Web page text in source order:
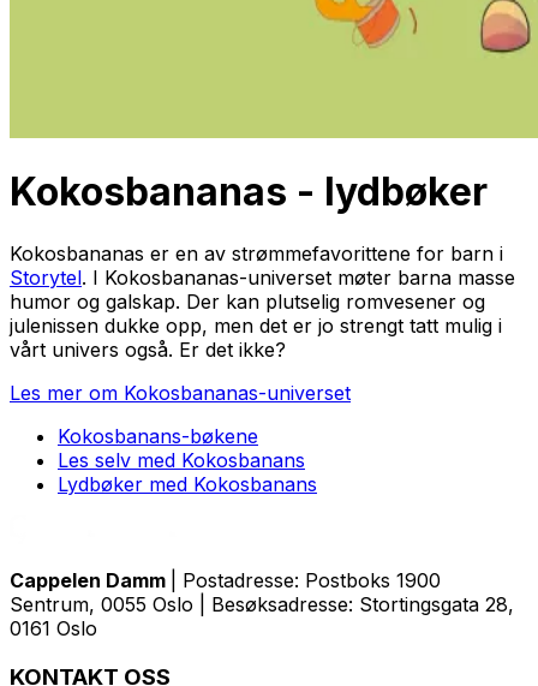
Kokosbananas - lydbøker
Kokosbananas er en av strømmefavorittene for barn i
Storytel. I Kokosbananas-universet møter barna masse
humor og galskap. Der kan plutselig romvesener og
julenissen dukke opp, men det er jo strengt tatt mulig i
vårt univers også. Er det ikke?
Les mer om Kokosbananas-universet
Kokosbanans-bøkene
Les selv med Kokosbanans
Lydbøker med Kokosbanans
Cappelen Damm
| Postadresse: Postboks 1900
Sentrum, 0055 Oslo | Besøksadresse: Stortingsgata 28,
0161 Oslo
KONTAKT OSS